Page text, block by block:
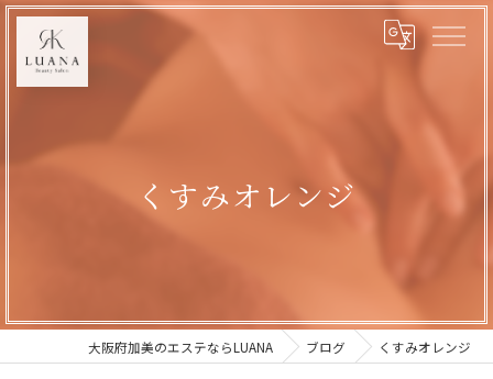
くすみオレンジ
大阪府加美のエステならLUANA ブログ くすみオレンジ